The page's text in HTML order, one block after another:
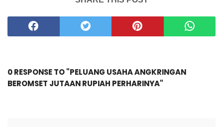
0 RESPONSE TO "PELUANG USAHA ANGKRINGAN
BEROMSET JUTAAN RUPIAH PERHARINYA"